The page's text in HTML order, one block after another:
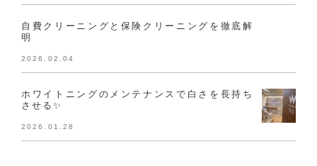
自費クリーニングと保険クリーニングを徹底解
明
2026.02.04
ホワイトニングのメンテナンスで白さを長持ち
させる✨
2026.01.28